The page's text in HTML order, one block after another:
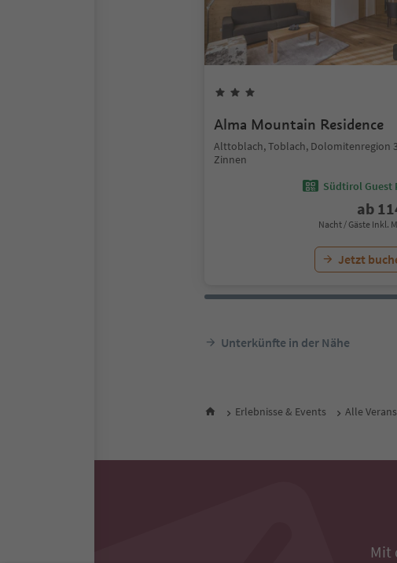
Alma Mountain Residence
Alttoblach, Toblach, Dolomitenregion 3
Zinnen
Südtirol Guest
ab
Nacht / Gäste Inkl.
Jetzt
Unterkünfte in der Nähe
Erlebnisse & Events Alle
Mit